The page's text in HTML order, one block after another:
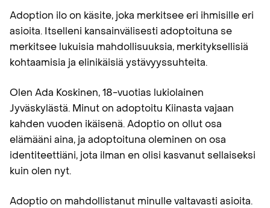
Adoption ilo on käsite, joka merkitsee eri ihmisille eri
asioita. Itselleni kansainvälisesti adoptoituna se
merkitsee lukuisia mahdollisuuksia, merkityksellisiä
kohtaamisia ja elinikäisiä ystävyyssuhteita.
Olen Ada Koskinen, 18-vuotias lukiolainen
Jyväskylästä. Minut on adoptoitu Kiinasta vajaan
kahden vuoden ikäisenä. Adoptio on ollut osa
elämääni aina, ja adoptoituna oleminen on osa
identiteettiäni, jota ilman en olisi kasvanut sellaiseksi
kuin olen nyt.
Adoptio on mahdollistanut minulle valtavasti asioita.